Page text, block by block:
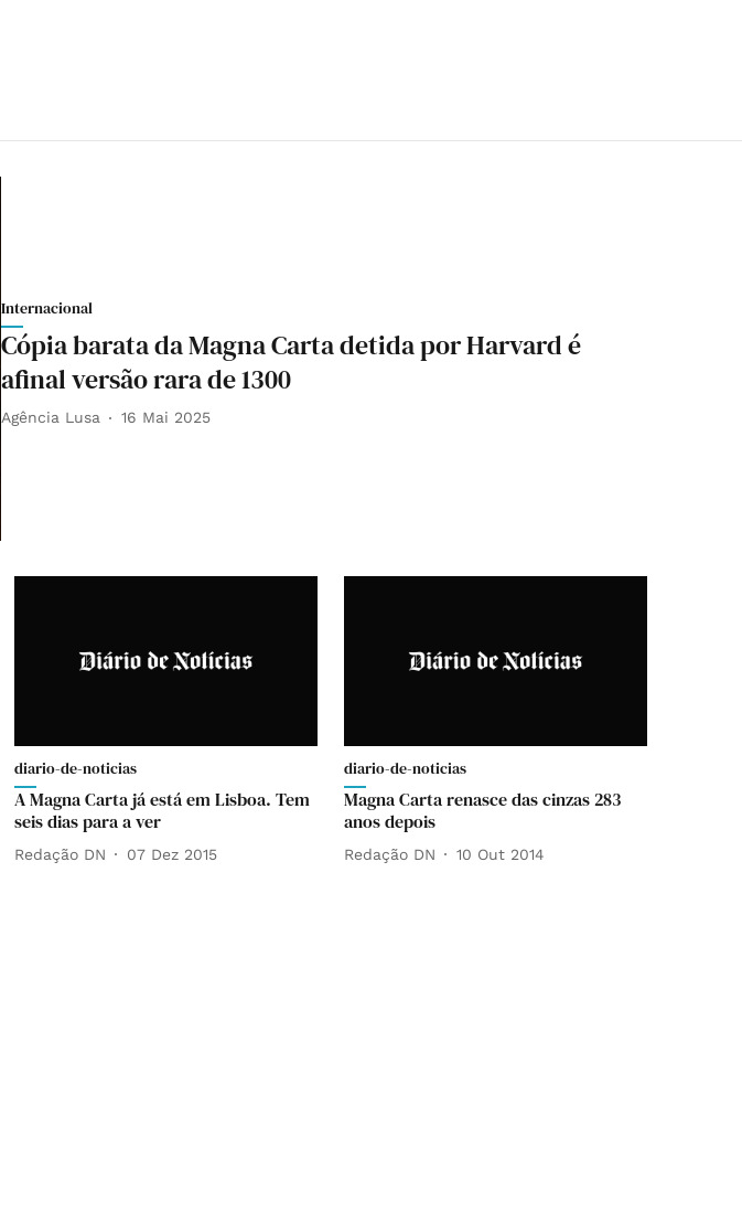
Internacional
Cópia barata da Magna Carta detida por Harvard é
afinal versão rara de 1300
Agência Lusa 16 Mai 2025
diario-de-noticias
A Magna Carta já está em Lisboa. Tem
seis dias para a ver
Redação DN 07 Dez 2015
diario-de-noticias
Magna Carta renasce das cinzas 283
anos depois
Redação DN 10 Out 2014